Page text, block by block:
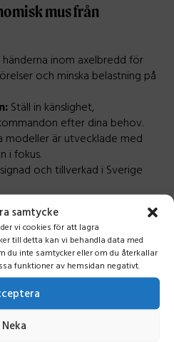
samtycke
vi cookies för att lagra
till detta kan vi behandla data med
du inte samtycker eller om du återkallar
funktioner av hemsidan negativt.
Neka
mus från
händerna inom axelbredd för
och minska belastning på
Ställ in känslighet,
efter dina behov.
modeller är utvecklade med
i fokus.
och tillverkad i Sverige
en ergonomisk
förbättra både
Genom att minska risken för
till ett mer hållbart arbetsliv.
över muspekaren och
dagens lopp.